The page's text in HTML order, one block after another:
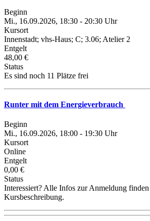
Beginn
Mi., 16.09.2026, 18:30 - 20:30 Uhr
Kursort
Innenstadt; vhs-Haus; C; 3.06; Atelier 2
Entgelt
48,00 €
Status
Es sind noch 11 Plätze frei
Runter mit dem Energieverbrauch
Beginn
Mi., 16.09.2026, 18:00 - 19:30 Uhr
Kursort
Online
Entgelt
0,00 €
Status
Interessiert? Alle Infos zur Anmeldung
Kursbeschreibung.